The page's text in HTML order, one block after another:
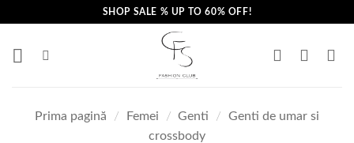
content
SHOP SALE % UP TO 60% OFF!
Prima pagină / Femei / Genti /
Genti de umar si
crossbody